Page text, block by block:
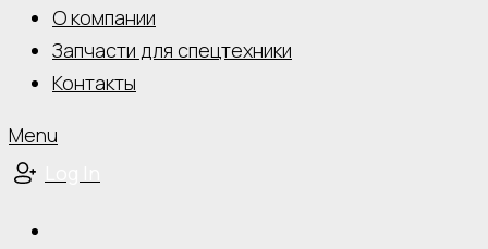
О компании
Запчасти для спецтехники
Контакты
Menu